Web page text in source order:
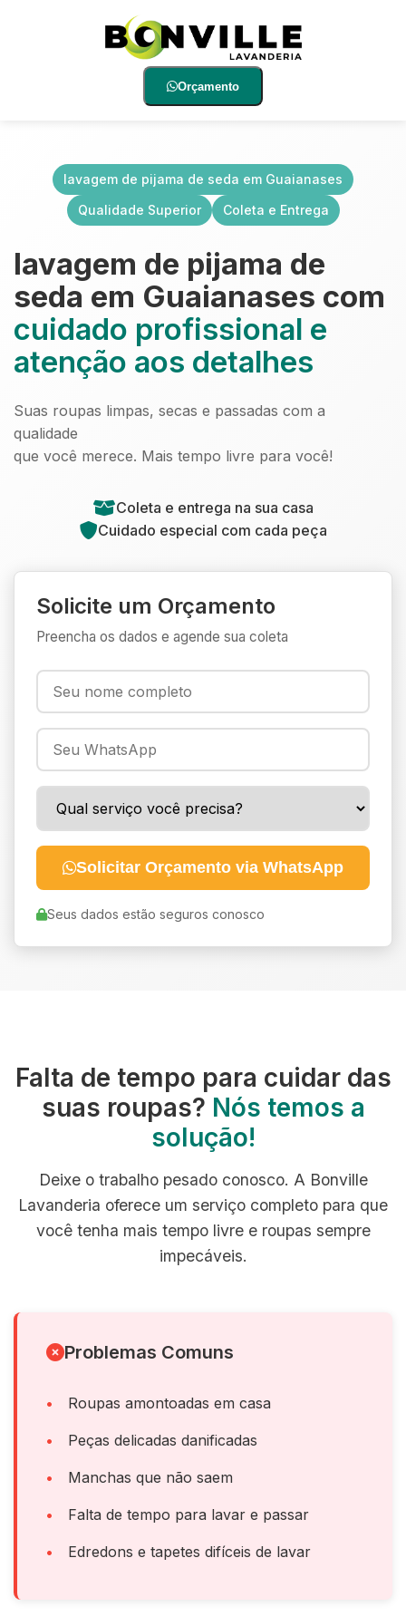
Orçamento
lavagem de pijama de seda em Guaianases
Qualidade Superior
Coleta e Entrega
lavagem de pijama de
seda em Guaianases com
cuidado profissional e
atenção aos detalhes
Suas roupas limpas, secas e passadas com a
qualidade
que você merece. Mais tempo livre para você!
Coleta e entrega na sua casa
Cuidado especial com cada peça
Solicite um Orçamento
Preencha os dados e agende sua coleta
Solicitar Orçamento via WhatsApp
Seus dados estão seguros conosco
Falta de tempo para cuidar das
suas roupas? Nós temos a
solução!
Deixe o trabalho pesado conosco. A Bonville
Lavanderia oferece um serviço completo para que
você tenha mais tempo livre e roupas sempre
impecáveis.
Problemas Comuns
Roupas amontoadas em casa
Peças delicadas danificadas
Manchas que não saem
Falta de tempo para lavar e passar
Edredons e tapetes difíceis de lavar